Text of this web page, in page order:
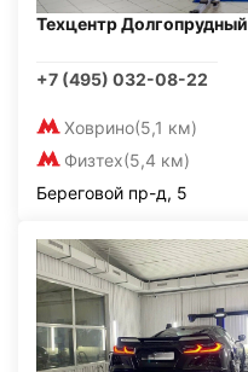
Техцентр Долгопрудный
+7 (495) 032-08-22
Ховрино(5,1 км)
Физтех(5,4 км)
Береговой пр-д, 5